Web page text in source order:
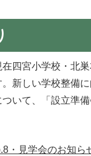
四宮小学校・北
新しい学校整備
いて、「設立準
・見学会のお知ら